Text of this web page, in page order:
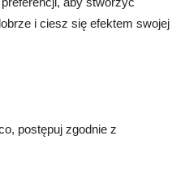
i ciesz się efektem swojej
postępuj zgodnie z